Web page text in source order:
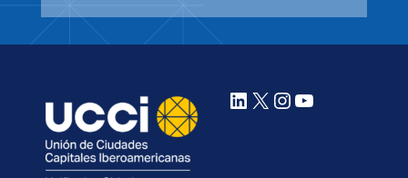
LinkedIn
X Instagram
YouTube